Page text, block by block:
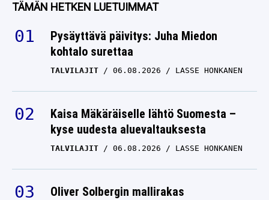
TÄMÄN HETKEN LUETUIMMAT
Pysäyttävä päivitys: Juha Miedon
kohtalo surettaa
TALVILAJIT 06.08.2026 LASSE HONKANEN
Kaisa Mäkäräiselle lähtö Suomesta –
kyse uudesta aluevaltauksesta
TALVILAJIT 06.08.2026 LASSE HONKANEN
Oliver Solbergin mallirakas